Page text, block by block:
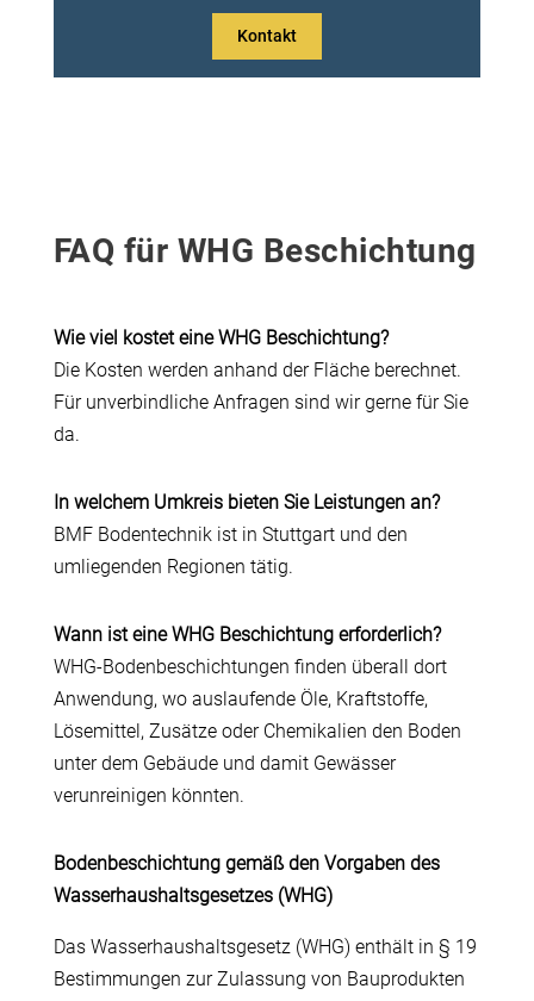
Kontakt
FAQ für WHG Beschichtung
Wie viel kostet eine WHG Beschichtung?
Die Kosten werden anhand der Fläche berechnet.
Für unverbindliche Anfragen sind wir gerne für Sie
da.
In welchem Umkreis bieten Sie Leistungen an?
BMF Bodentechnik ist in Stuttgart und den
umliegenden Regionen tätig.
Wann ist eine WHG Beschichtung erforderlich?
WHG-Bodenbeschichtungen finden überall dort
Anwendung, wo auslaufende Öle, Kraftstoffe,
Lösemittel, Zusätze oder Chemikalien den Boden
unter dem Gebäude und damit Gewässer
verunreinigen könnten.
Bodenbeschichtung gemäß den Vorgaben des
Wasserhaushaltsgesetzes (WHG)
Das Wasserhaushaltsgesetz (WHG) enthält in § 19
Bestimmungen zur Zulassung von Bauprodukten